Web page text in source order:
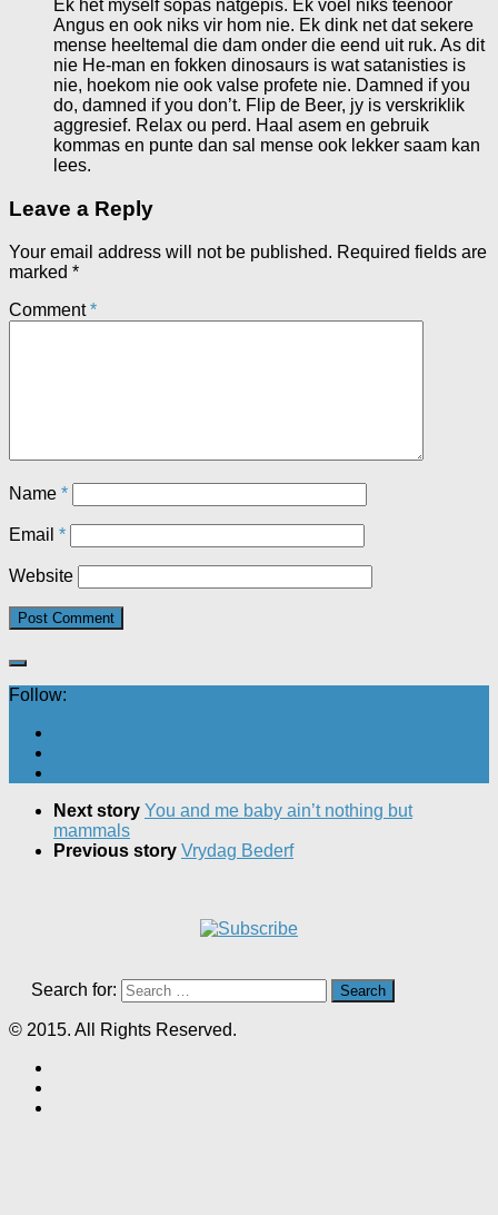
Ek het myself sopas natgepis. Ek voel niks teenoor
Angus en ook niks vir hom nie. Ek dink net dat sekere
mense heeltemal die dam onder die eend uit ruk. As dit
nie He-man en fokken dinosaurs is wat satanisties is
nie, hoekom nie ook valse profete nie. Damned if you
do, damned if you don’t. Flip de Beer, jy is verskriklik
aggresief. Relax ou perd. Haal asem en gebruik
kommas en punte dan sal mense ook lekker saam kan
lees.
Leave a Reply
Your email address will not be published. Required fields are
marked *
Comment*
Name *
Email *
Website
Follow:
Next story You and me baby ain’t nothing but
mammals
Previous story Vrydag Bederf
Search for:
© 2015. All Rights Reserved.